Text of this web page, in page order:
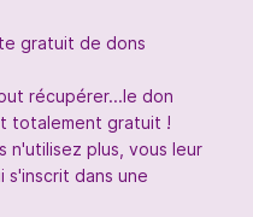
gratuit de dons
récupérer...le don
totalement gratuit !
n'utilisez plus, vous leur
dans une